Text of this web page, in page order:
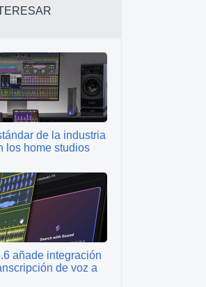
de la industria
los home studios
añade integración
de voz a